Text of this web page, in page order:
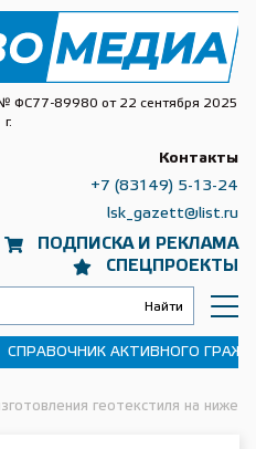
№ ФС77-89980 от 22 сентября 2025
г.
ПОДПИСКА И РЕКЛАМА
СПЕЦПРОЕКТЫ
Контакты
+7 (83149) 5-13-24
lsk_gazett@list.ru
СПРАВОЧНИК АКТИВНОГО
геотекстиля на